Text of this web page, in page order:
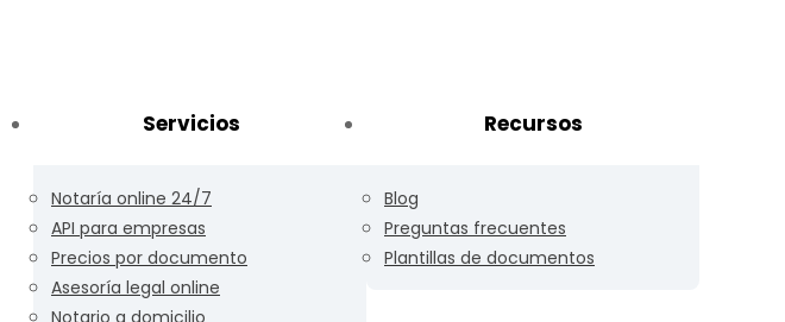
Servicios
Notaría online 24/7
API para empresas
Precios por documento
Asesoría legal online
Notario a domicilio
Recursos
Blog
Preguntas frecuentes
Plantillas de documentos